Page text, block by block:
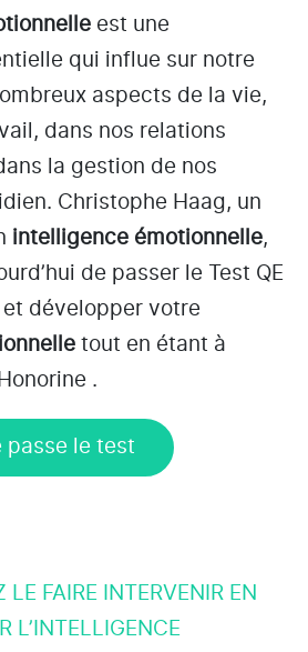
est une
qui influe sur notre
aspects de la vie,
dans nos relations
la gestion de nos
Christophe Haag, un
intelligence émotionnelle,
de passer le Test QE
et développer votre
tout en étant à
.
passe le test
FAIRE INTERVENIR EN
L’INTELLIGENCE